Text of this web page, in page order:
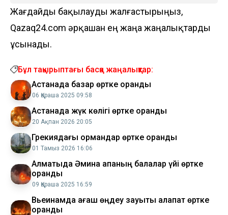
Жағдайды бақылауды жалғастырыңыз,
Qazaq24.com әрқашан ең жаңа жаңалықтарды
ұсынады.
Бұл тақырыптағы басқа жаңалықтар:
Астанада базар өртке оранды
06 Қараша 2025 09:58
Астанада жүк көлігі өртке оранды
20 Ақпан 2026 20:05
Грекиядағы ормандар өртке оранды
01 Тамыз 2026 16:06
Алматыда Әмина апаның балалар үйі өртке
оранды
09 Қараша 2025 16:59
Вьеинамда ағаш өңдеу зауыты алапат өртке
оранды